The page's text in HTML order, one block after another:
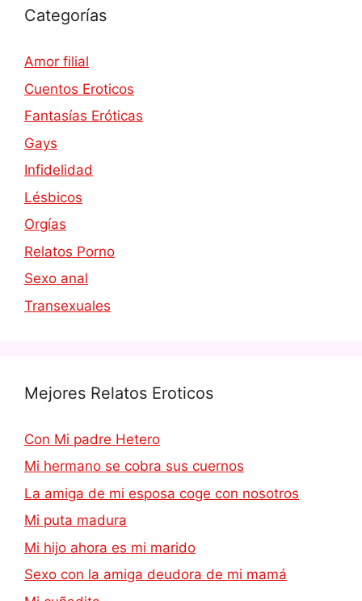
Categorías
Amor filial
Cuentos Eroticos
Fantasías Eróticas
Gays
Infidelidad
Lésbicos
Orgías
Relatos Porno
Sexo anal
Transexuales
Mejores Relatos Eroticos
Con Mi padre Hetero
Mi hermano se cobra sus cuernos
La amiga de mi esposa coge con nosotros
Mi puta madura
Mi hijo ahora es mi marido
Sexo con la amiga deudora de mi mamá